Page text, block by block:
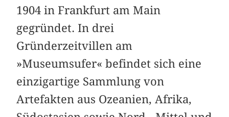
1904 in Frankfurt am Main
gegründet. In drei
Gründerzeitvillen am
»Museumsufer« befindet sich eine
einzigartige Sammlung von
Artefakten aus Ozeanien, Afrika,